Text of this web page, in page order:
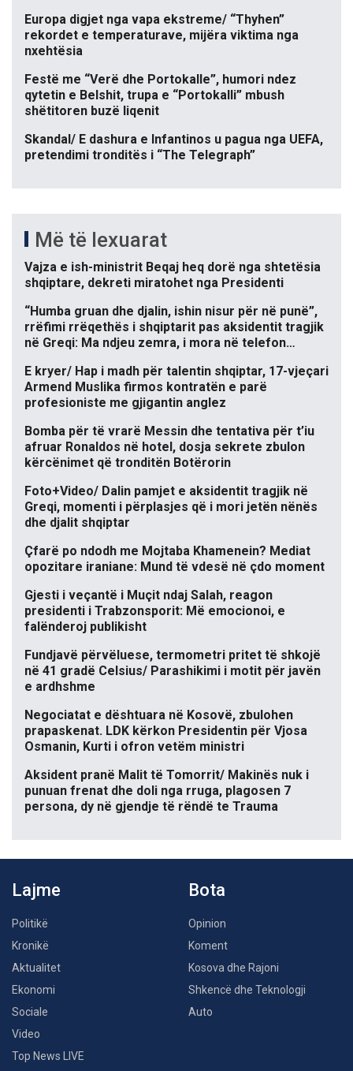
Europa digjet nga vapa ekstreme/ “Thyhen”
rekordet e temperaturave, mijëra viktima nga
nxehtësia
Festë me “Verë dhe Portokalle”, humori ndez
qytetin e Belshit, trupa e “Portokalli” mbush
shëtitoren buzë liqenit
Skandal/ E dashura e Infantinos u pagua nga UEFA,
pretendimi tronditës i “The Telegraph”
Më të lexuarat
Vajza e ish-ministrit Beqaj heq dorë nga shtetësia
shqiptare, dekreti miratohet nga Presidenti
“Humba gruan dhe djalin, ishin nisur për në punë”,
rrëfimi rrëqethës i shqiptarit pas aksidentit tragjik
në Greqi: Ma ndjeu zemra, i mora në telefon…
E kryer/ Hap i madh për talentin shqiptar, 17-vjeçari
Armend Muslika firmos kontratën e parë
profesioniste me gjigantin anglez
Bomba për të vrarë Messin dhe tentativa për t’iu
afruar Ronaldos në hotel, dosja sekrete zbulon
kërcënimet që tronditën Botërorin
Foto+Video/ Dalin pamjet e aksidentit tragjik në
Greqi, momenti i përplasjes që i mori jetën nënës
dhe djalit shqiptar
Çfarë po ndodh me Mojtaba Khamenein? Mediat
opozitare iraniane: Mund të vdesë në çdo moment
Gjesti i veçantë i Muçit ndaj Salah, reagon
presidenti i Trabzonsporit: Më emocionoi, e
falënderoj publikisht
Fundjavë përvëluese, termometri pritet të shkojë
në 41 gradë Celsius/ Parashikimi i motit për javën
e ardhshme
Negociatat e dështuara në Kosovë, zbulohen
prapaskenat. LDK kërkon Presidentin për Vjosa
Osmanin, Kurti i ofron vetëm ministri
Aksident pranë Malit të Tomorrit/ Makinës nuk i
punuan frenat dhe doli nga rruga, plagosen 7
persona, dy në gjendje të rëndë te Trauma
Lajme
Politikë
Kronikë
Aktualitet
Ekonomi
Sociale
Video
Top News LIVE
Bota
Opinion
Koment
Kosova dhe Rajoni
Shkencë dhe Teknologji
Auto